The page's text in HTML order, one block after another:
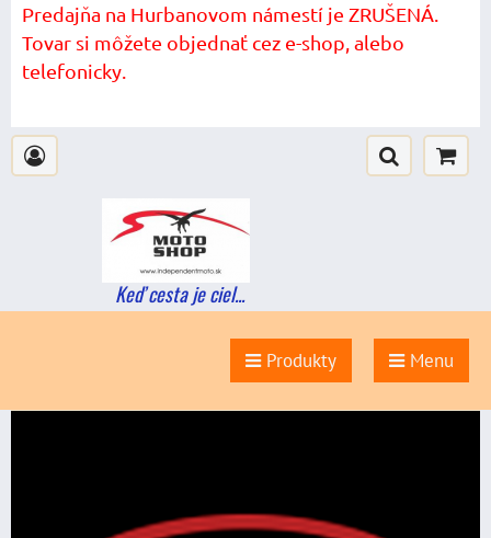
Predajňa na Hurbanovom námestí je ZRUŠENÁ.
Tovar si môžete objednať cez e-shop, alebo
telefonicky.
Keď cesta je ciel...
Produkty Menu